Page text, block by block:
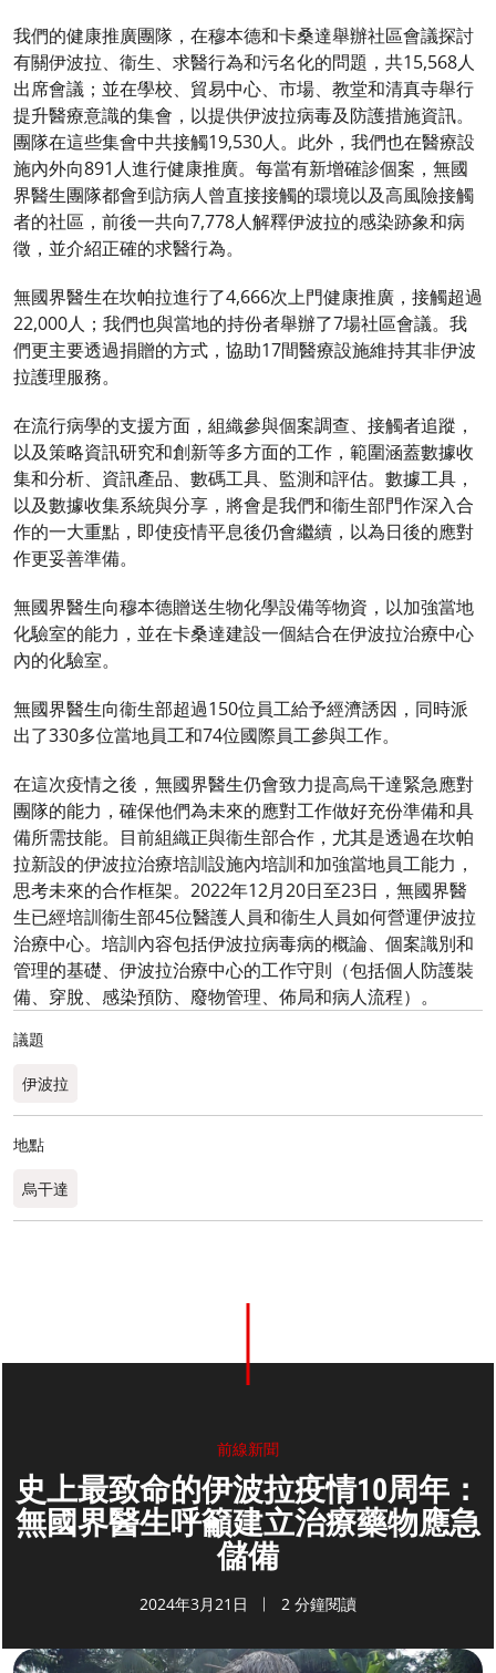
我們的健康推廣團隊，在穆本德和卡桑達舉辦社區會議探討
有關伊波拉、衞生、求醫行為和污名化的問題，共15,568人
出席會議；並在學校、貿易中心、市場、教堂和清真寺舉行
提升醫療意識的集會，以提供伊波拉病毒及防護措施資訊。
團隊在這些集會中共接觸19,530人。此外，我們也在醫療設
施內外向891人進行健康推廣。每當有新增確診個案，無國
界醫生團隊都會到訪病人曾直接接觸的環境以及高風險接觸
者的社區，前後一共向7,778人解釋伊波拉的感染跡象和病
徵，並介紹正確的求醫行為。
無國界醫生在坎帕拉進行了4,666次上門健康推廣，接觸超過
22,000人；我們也與當地的持份者舉辦了7場社區會議。我
們更主要透過捐贈的方式，協助17間醫療設施維持其非伊波
拉護理服務。
在流行病學的支援方面，組織參與個案調查、接觸者追蹤，
以及策略資訊研究和創新等多方面的工作，範圍涵蓋數據收
集和分析、資訊產品、數碼工具、監測和評估。數據工具，
以及數據收集系統與分享，將會是我們和衞生部門作深入合
作的一大重點，即使疫情平息後仍會繼續，以為日後的應對
作更妥善準備。
無國界醫生向穆本德贈送生物化學設備等物資，以加強當地
化驗室的能力，並在卡桑達建設一個結合在伊波拉治療中心
內的化驗室。
無國界醫生向衞生部超過150位員工給予經濟誘因，同時派
出了330多位當地員工和74位國際員工參與工作。
在這次疫情之後，無國界醫生仍會致力提高烏干達緊急應對
團隊的能力，確保他們為未來的應對工作做好充份準備和具
備所需技能。目前組織正與衞生部合作，尤其是透過在坎帕
拉新設的伊波拉治療培訓設施內培訓和加強當地員工能力，
思考未來的合作框架。2022年12月20日至23日，無國界醫
生已經培訓衞生部45位醫護人員和衞生人員如何營運伊波拉
治療中心。培訓內容包括伊波拉病毒病的概論、個案識別和
管理的基礎、伊波拉治療中心的工作守則（包括個人防護裝
備、穿脫、感染預防、廢物管理、佈局和病人流程）。
議題
伊波拉
地點
烏干達
前線新聞
史上最致命的伊波拉疫情10周年：
無國界醫生呼籲建立治療藥物應急
儲備
2024年3月21日 2 分鐘閱讀